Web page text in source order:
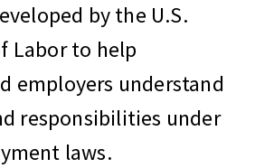
by the U.S.
Labor to help
employers understand
responsibilities under
laws.